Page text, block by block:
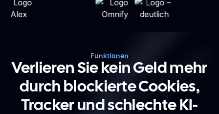
Funktionen
Verlieren Sie kein Geld mehr
durch blockierte Cookies,
Tracker und schlechte KI-